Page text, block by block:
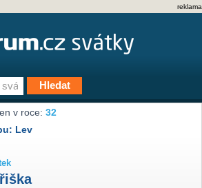
reklama
v roce:32
Lev